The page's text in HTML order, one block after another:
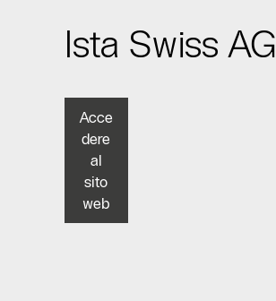
Ista Swiss AG
Acce
dere
al
sito
web